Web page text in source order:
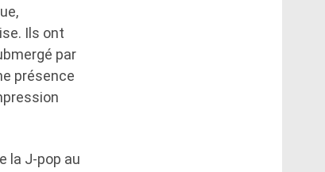
Ils ont
par
présence
la J-pop au